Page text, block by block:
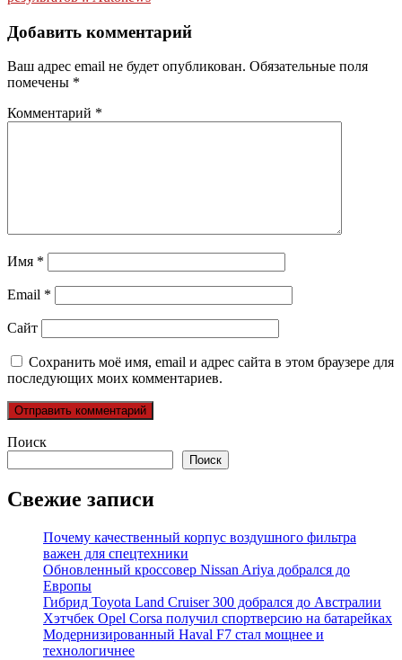
Добавить комментарий
Ваш адрес email не будет опубликован. Обязательные поля
помечены *
Комментарий *
Имя *
Email *
Сайт
Сохранить моё имя, email и адрес сайта в этом браузере для
последующих моих комментариев.
Поиск
Поиск
Свежие записи
Почему качественный корпус воздушного фильтра
важен для спецтехники
Обновленный кроссовер Nissan Ariya добрался до
Европы
Гибрид Toyota Land Cruiser 300 добрался до Австралии
Хэтчбек Opel Corsa получил спортверсию на батарейках
Модернизированный Haval F7 стал мощнее и
технологичнее